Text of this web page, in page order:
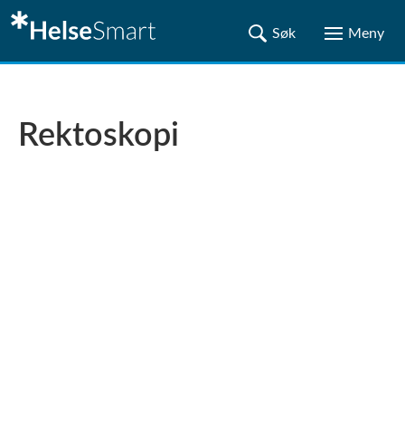
Rektoskopi